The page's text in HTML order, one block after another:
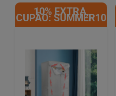
10% EXTRA,
CUPÃO: SUMMER10